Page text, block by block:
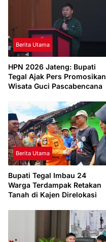
Berita Utama
HPN 2026 Jateng: Bupati
Tegal Ajak Pers Promosikan
Wisata Guci Pascabencana
Berita Utama
Bupati Tegal Imbau 24
Warga Terdampak Retakan
Tanah di Kajen Direlokasi